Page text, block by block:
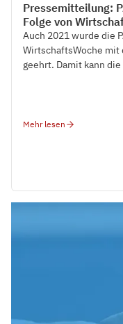
Pressemitteilung:
Folge von
Auch 2021 wurde die
WirtschaftsWoche mit
geehrt. Damit kann
Mehr lesen